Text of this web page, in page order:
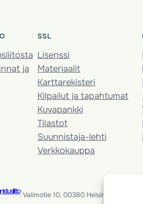
ja
SSL
Lisenssi
Materiaalit
Karttarekisteri
Kilpailut ja tapahtumat
Kuvapankki
Tilastot
Suunnistaja-lehti
Verkkokauppa
· Valimotie 10, 00380 Helsinki, Finland